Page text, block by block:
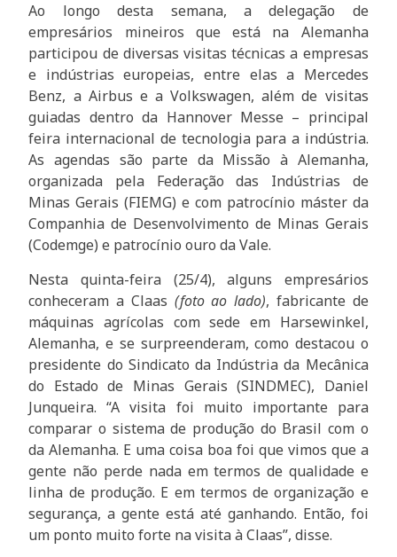
Ao longo desta semana, a delegação de
empresários mineiros que está na Alemanha
participou de diversas visitas técnicas a empresas
e indústrias europeias, entre elas a Mercedes
Benz, a Airbus e a Volkswagen, além de visitas
guiadas dentro da Hannover Messe – principal
feira internacional de tecnologia para a indústria.
As agendas são parte da Missão à Alemanha,
organizada pela Federação das Indústrias de
Minas Gerais (FIEMG) e com patrocínio máster da
Companhia de Desenvolvimento de Minas Gerais
(Codemge) e patrocínio ouro da Vale.
Nesta quinta-feira (25/4), alguns empresários
conheceram a Claas (foto ao lado), fabricante de
máquinas agrícolas com sede em Harsewinkel,
Alemanha, e se surpreenderam, como destacou o
presidente do Sindicato da Indústria da Mecânica
do Estado de Minas Gerais (SINDMEC), Daniel
Junqueira. “A visita foi muito importante para
comparar o sistema de produção do Brasil com o
da Alemanha. E uma coisa boa foi que vimos que a
gente não perde nada em termos de qualidade e
linha de produção. E em termos de organização e
segurança, a gente está até ganhando. Então, foi
um ponto muito forte na visita à Claas”, disse.